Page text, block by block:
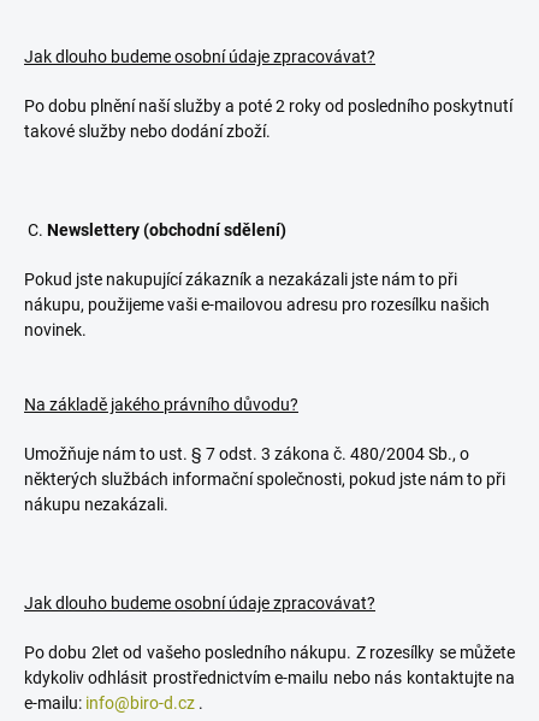
Jak dlouho budeme osobní údaje zpracovávat?
Po dobu plnění naší služby a poté 2 roky od posledního poskytnutí
takové služby nebo dodání zboží.
C. Newslettery (obchodní sdělení)
Pokud jste nakupující zákazník a nezakázali jste nám to při
nákupu, použijeme vaši e-mailovou adresu pro rozesílku našich
novinek.
Na základě jakého právního důvodu?
Umožňuje nám to ust. § 7 odst. 3 zákona č. 480/2004 Sb., o
některých službách informační společnosti, pokud jste nám to při
nákupu nezakázali.
Jak dlouho budeme osobní údaje zpracovávat?
Po dobu 2let od vašeho posledního nákupu. Z rozesílky se můžete
kdykoliv odhlásit prostřednictvím e-mailu nebo nás kontaktujte na
e-mailu: info@biro-d.cz .